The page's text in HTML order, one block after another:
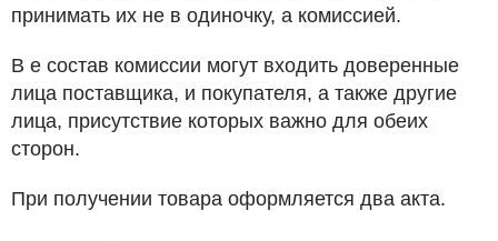
принимать их не в одиночку, а комиссией.
В е состав комиссии могут входить доверенные
лица поставщика, и покупателя, а также другие
лица, присутствие которых важно для обеих
сторон.
При получении товара оформляется два акта.